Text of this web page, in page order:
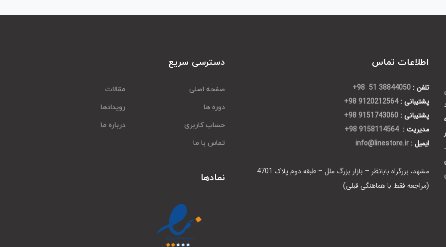
اطلاعات تماس
تلفن : 38844050 51 98+
پشتیبانی : 9120212564 98+
پشتیبانی : 9151743060 98+
مدیریت : 9158114564 98+
ایمیل : info@linestore.ir
مشهد، بزرگراه بابانظر – بازار بزرگ ملل – طبقه دوم پلاک 4701
(مراجعه فقط با هماهنگی قبلی)
دسترسی سریع
صفحه اصلی
مقالات
دوره ها
رویدادها
حساب کاربری
درباره ما
تماس با ما
نمادها